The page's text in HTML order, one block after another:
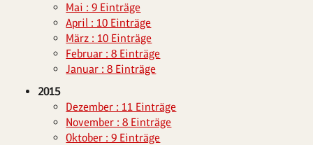
Mai : 9 Einträge
April : 10 Einträge
März : 10 Einträge
Februar : 8 Einträge
Januar : 8 Einträge
2015
Dezember : 11 Einträge
November : 8 Einträge
Oktober : 9 Einträge